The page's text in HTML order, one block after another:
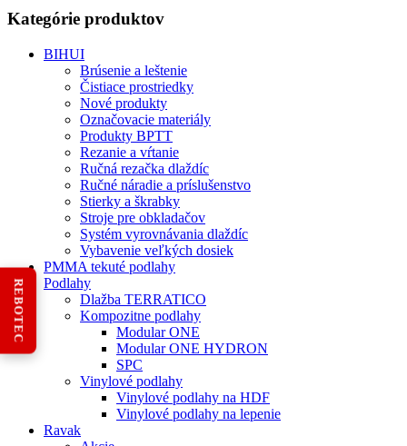
Kategórie produktov
BIHUI
Brúsenie a leštenie
Čistiace prostriedky
Nové produkty
Označovacie materiály
Produkty BPTT
Rezanie a vŕtanie
Ručná rezačka dlaždíc
Ručné náradie a príslušenstvo
Stierky a škrabky
Stroje pre obkladačov
Systém vyrovnávania dlaždíc
Vybavenie veľkých dosiek
PMMA tekuté podlahy
Podlahy
Dlažba TERRATICO
Kompozitne podlahy
Modular ONE
Modular ONE HYDRON
SPC
Vinylové podlahy
Vinylové podlahy na HDF
Vinylové podlahy na lepenie
Ravak
REBOTEC